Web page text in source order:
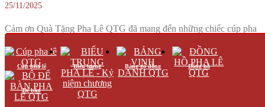
25/11/2025
Cảm ơn Quà Tặng Pha Lê QTG đã mang đến những chiếc cúp pha
Nguyễn Thị Xuân
Cúp pha lê Biểu trưng Bảng gỗ đồng Đồng hồ
Để bàn